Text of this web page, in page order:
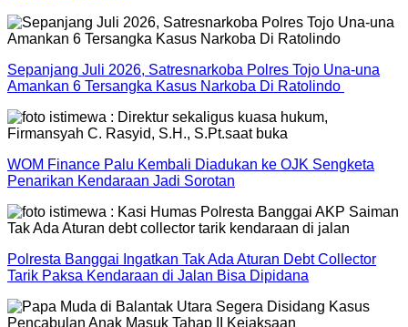
Sepanjang Juli 2026, Satresnarkoba Polres Tojo Una-una
Amankan 6 Tersangka Kasus Narkoba Di Ratolindo
WOM Finance Palu Kembali Diadukan ke OJK Sengketa
Penarikan Kendaraan Jadi Sorotan
Polresta Banggai Ingatkan Tak Ada Aturan Debt Collector
Tarik Paksa Kendaraan di Jalan Bisa Dipidana